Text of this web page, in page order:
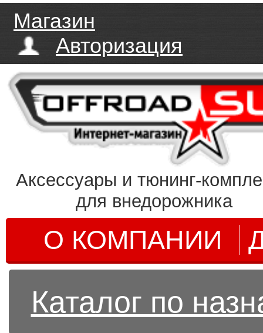
Магазин
Авторизация
Аксессуары и тюнинг-
для внедорожника
О КОМПАНИИ
Каталог по